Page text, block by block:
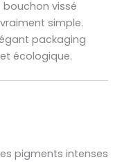
vissé
simple.
packaging
écologique.
pigments intenses